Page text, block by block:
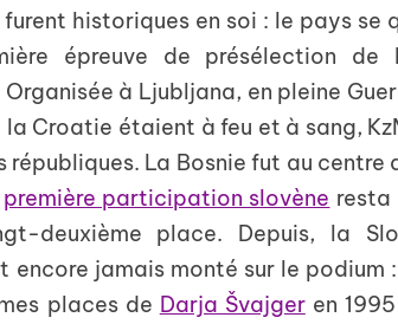
historiques en soi : le pays
épreuve de présélection de
Organisée à Ljubljana, en pleine
la Croatie étaient à feu et à sang,
républiques. La Bosnie fut au
première participation slovène resta
deuxième place. Depuis, la
encore jamais monté sur le podium
places de Darja Švajger en